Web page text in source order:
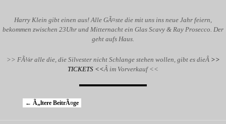
Harry Klein gibt einen aus! Alle GÃ¤ste die mit uns ins neue Jahr feiern,
bekommen zwischen 23Uhr und Mitternacht ein Glas Scavy & Ray Prosecco. Der
geht aufs Haus.
>> FÃ¼r alle die, die Silvester nicht Schlange stehen wollen, gibt es dieÂ >>
TICKETS <<Â im Vorverkauf <<
Artikelnavigation← Ã„ltere BeitrÃ¤ge